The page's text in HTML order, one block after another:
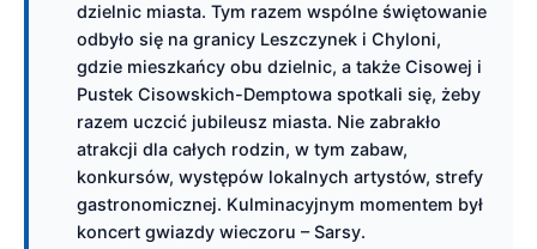
dzielnic miasta. Tym razem wspólne świętowanie
odbyło się na granicy Leszczynek i Chyloni,
gdzie mieszkańcy obu dzielnic, a także Cisowej i
Pustek Cisowskich-Demptowa spotkali się, żeby
razem uczcić jubileusz miasta. Nie zabrakło
atrakcji dla całych rodzin, w tym zabaw,
konkursów, występów lokalnych artystów, strefy
gastronomicznej. Kulminacyjnym momentem był
koncert gwiazdy wieczoru – Sarsy.